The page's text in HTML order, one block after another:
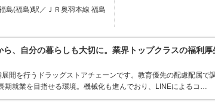
島(福島)駅／ＪＲ奥羽本線 福島
、自分の暮らしも大切に。業界トップクラスの福利
開を行うドラッグストアチェーンです。教育優先の配慮配属で
期就業を目指せる環境。機械化も進んでおり、LINEによるコ…